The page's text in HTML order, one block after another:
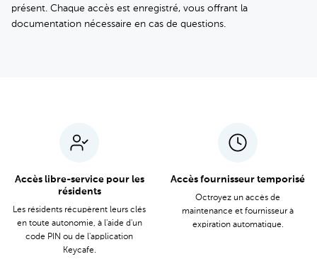
présent. Chaque accès est enregistré, vous offrant la
documentation nécessaire en cas de questions.
Accès libre-service pour les
résidents
Les résidents récupèrent leurs clés
en toute autonomie, à l'aide d'un
code PIN ou de l'application
Keycafe.
Accès fournisseur temporisé
Octroyez un accès de
maintenance et fournisseur à
expiration automatique.